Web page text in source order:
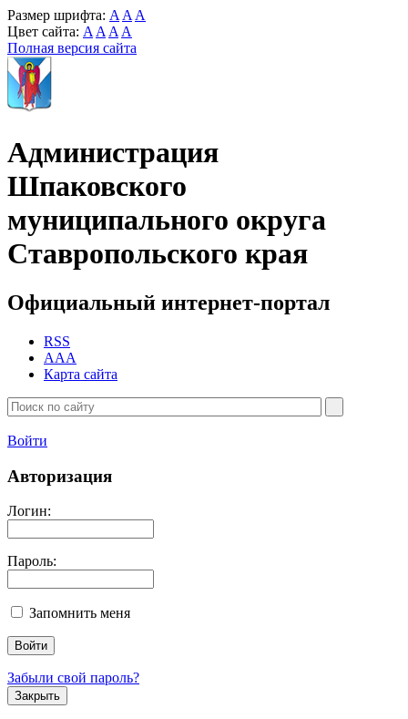
Размер шрифта: A A A
Цвет сайта: A A A A
Полная версия сайта
Администрация
Шпаковского
муниципального округа
Ставропольского края
Официальный интернет-портал
RSS
AAA
Карта сайта
Войти
Авторизация
Логин:
Пароль:
Запомнить меня
Забыли свой пароль?
Закрыть